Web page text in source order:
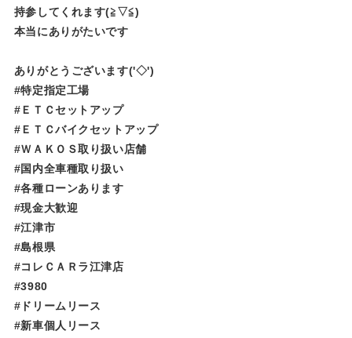
持参してくれます(≧▽≦)
本当にありがたいです
ありがとうございます('◇')ゞ
#特定指定工場
#ＥＴＣセットアップ
#ＥＴＣバイクセットアップ
#ＷＡＫＯＳ取り扱い店舗
#国内全車種取り扱い
#各種ローンあります
#現金大歓迎
#江津市
#島根県
#コレＣＡＲラ江津店
#3980
#ドリームリース
#新車個人リース